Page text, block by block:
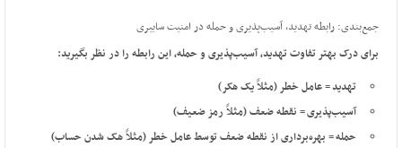
جمع‌بندی: رابطه تهدید، آسیب‌پذیری و حمله در امنیت سایبری
برای درک بهترتفاوت تهدید، آسیب‌پذیری و حمله، این رابطه را در نظر بگیرید:
تهدید= عامل خطر (مثلاً یک هکر)
آسیب‌پذیری= نقطه ضعف (مثلاً رمز ضعیف)
حمله= بهره‌برداری از نقطه ضعف توسط عامل خطر (مثلاً هک شدن حساب)